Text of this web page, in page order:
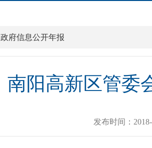
政府信息公开年报
南阳高新区管委
发布时间：